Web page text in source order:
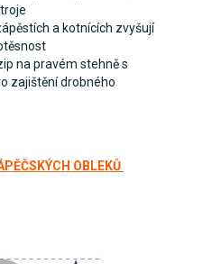
a kotnících zvyšují
na pravém stehně s
zajištění drobného
OBLEKŮ